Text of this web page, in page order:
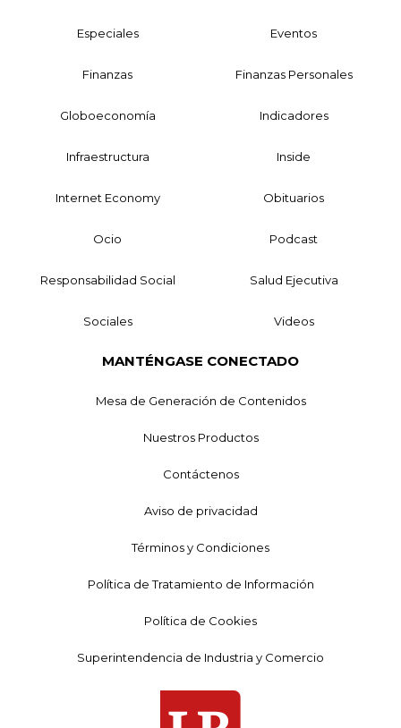
Especiales Eventos
Finanzas Finanzas Personales
Globoeconomía Indicadores
Infraestructura Inside
Internet Economy Obituarios
Ocio Podcast
Responsabilidad Social Salud Ejecutiva
Sociales Videos
MANTÉNGASE CONECTADO
Mesa de Generación de Contenidos
Nuestros Productos
Contáctenos
Aviso de privacidad
Términos y Condiciones
Política de Tratamiento de Información
Política de Cookies
Superintendencia de Industria y Comercio